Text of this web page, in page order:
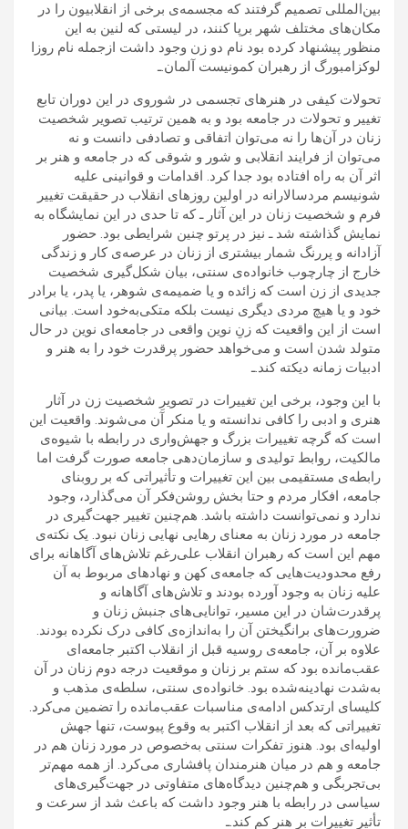
بین‌المللی تصمیم گرفتند که مجسمه‌ی برخی از انقلابیون را در
مکان‌های مختلف شهر برپا کنند، در لیستی که لنین به این
منظور پیشنهاد کرده بود نام دو زن وجود داشت ازجمله نام روزا
لوکزامبورگ از رهبران کمونیست‌ آلمان.ـ
تحولات کیفی در هنرهای تجسمی در شوروی در این دوران تابع
تغییر و تحولات در جامعه بود و به همین ترتیب تصویر شخصیت
زنان در آن‌ها را نه می‌توان اتفاقی و تصادفی دانست و نه
می‌توان از فرایند انقلابی و شور و شوقی که در جامعه و هنر بر
اثر آن به راه افتاده بود جدا کرد. اقدامات و قوانینی علیه
شونیسم مردسالارانه در اولین روزهای انقلاب در حقیقت تغییر
فرم و شخصیت زنان در این آثار ـ که تا حدی در این نمایشگاه به
نمایش گذاشته شد ـ نیز در پرتو چنین شرایطی بود. حضور
آزادانه و پررنگ شمار بیشتری از زنان در عرصه‌ی کار و زندگی
خارج از چارچوب خانواده‌ی سنتی، بیان شکل‌گیری شخصیت
جدیدی از زن است که زائده و یا ضمیمه‌ی شوهر، یا پدر، یا برادر
خود و یا هیچ مردی دیگری نیست بلکه متکی‌به‌خود است. بیانی
است از این واقعیت که زنِ نوین واقعی در جامعه‌ای نوین در حال
متولد شدن است و می‌خواهد حضور پرقدرت خود را به هنر و
ادبیات زمانه دیکته کند.ـ
با این وجود، برخی این تغییرات در تصویرِ شخصیت زن در آثار
هنری و ادبی را کافی ندانسته و یا منکر آن می‌شوند. واقعیت این
است که گرچه تغییرات بزرگ و جهش‌واری در رابطه با شیوه‌ی
مالکیت، روابط تولیدی و سازمان‌دهی جامعه صورت گرفت اما
رابطه‌ی مستقیمی بین این تغییرات و تأثیراتی که بر روبنای
جامعه، افکار مردم و حتا بخش روشن‌فکر آن می‌گذارد، وجود
ندارد و نمی‌توانست داشته باشد. هم‌چنین تغییر جهت‌گیری در
جامعه در مورد زنان به معنای رهایی نهایی زنان نبود. یک نکته‌ی
مهم این است که رهبران انقلاب علی‌رغم تلاش‌های آگاهانه برای
رفع محدودیت‌هایی که جامعه‌ی کهن و نهادهای مربوط به آن
علیه زنان به وجود آورده بودند و تلاش‌های آگاهانه و
پرقدرت‌شان در این مسیر، توانایی‌های جنبش زنان و
ضرورت‌های برانگیختن آن را به‌اندازه‌ی کافی درک نکرده بودند.
علاوه بر آن، جامعه‌ی روسیه قبل از انقلاب اکتبر جامعه‌ای
عقب‌مانده بود که ستم بر زنان و موقعیت درجه دوم زنان در آن
به‌شدت نهادینه‌شده بود. خانواده‌ی سنتی، سلطه‌ی مذهب و
کلیسای ارتدکس ادامه‌ی مناسبات عقب‌مانده را تضمین می‌کرد.
تغییراتی که بعد از انقلاب اکتبر به وقوع پیوست، تنها جهش
اولیه‌ای بود. هنوز تفکرات سنتی به‌خصوص در مورد زنان هم در
جامعه و هم در میان هنرمندان پافشاری می‌کرد. از همه مهم‌تر
بی‌تجربگی و هم‌چنین دیدگاه‌های متفاوتی در جهت‌گیری‌های
سیاسی در رابطه با هنر وجود داشت که باعث شد از سرعت و
تأثیر تغییرات بر هنر کم کند.ـ